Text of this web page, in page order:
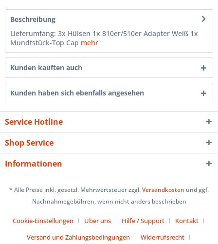
Beschreibung
Lieferumfang: 3x Hülsen 1x 810er/510er Adapter Weiß 1x
Mundtstück-Top Cap mehr
Kunden kauften auch
Kunden haben sich ebenfalls angesehen
Service Hotline
Shop Service
Informationen
* Alle Preise inkl. gesetzl. Mehrwertsteuer zzgl.Versandkosten und ggf.
Nachnahmegebühren, wenn nicht anders beschrieben
Cookie-Einstellungen Über uns Hilfe / Support
Kontakt
Versand und Zahlungsbedingungen
Widerrufsrecht